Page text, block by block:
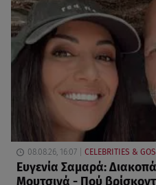
08.08.26, 16:07 CELEBRITIES &
Ευγενία Σαμαρά:
Μουτσινά - Πού